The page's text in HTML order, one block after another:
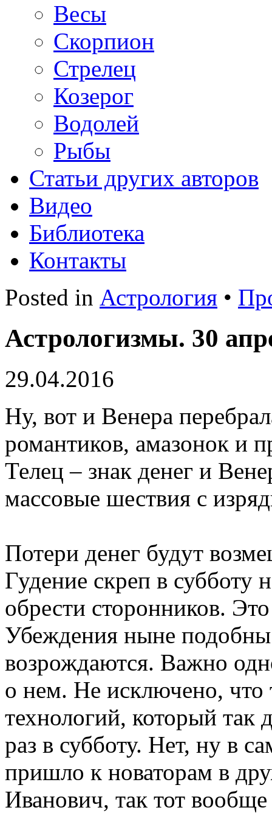
Весы
Скорпион
Стрелец
Козерог
Водолей
Рыбы
Статьи других авторов
Видео
Библиотека
Контакты
Posted in Астрология •
Астрологизмы. 30
29.04.2016
Ну, вот и Венера
романтиков, амазонок и
Телец – знак денег и
массовые шествия с
Потери денег будут
Гудение скреп в субботу
обрести сторонников.
Убеждения ныне
возрождаются. Важно
о нем. Не исключено, что
технологий, который так
раз в субботу. Нет, ну в
пришло к новаторам в
Иванович, так тот